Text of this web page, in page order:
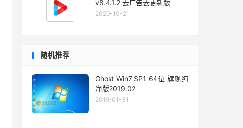
v8.4.1.2 去广告去更新版
2020-10-21
随机推荐
Ghost Win7 SP1 64位 旗舰纯
净版2019.02
2019-01-31